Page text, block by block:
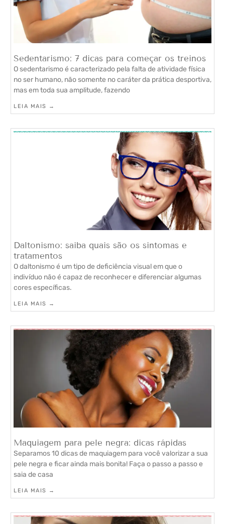
Sedentarismo: 7 dicas para começar os treinos
O sedentarismo é caracterizado pela falta de atividade física
no ser humano, não somente no caráter da prática desportiva,
mas em toda sua amplitude, fazendo
LEIA MAIS →
Daltonismo: saiba quais são os sintomas e
tratamentos
O daltonismo é um tipo de deficiência visual em que o
indivíduo não é capaz de reconhecer e diferenciar algumas
cores específicas.
LEIA MAIS →
Maquiagem para pele negra: dicas rápidas
Separamos 10 dicas de maquiagem para você valorizar a sua
pele negra e ficar ainda mais bonita! Faça o passo a passo e
saia de casa
LEIA MAIS →